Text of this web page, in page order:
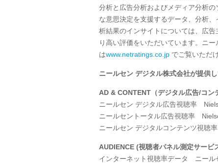
分析と広告分析およびメディア分析
な意思決定を支援するデータ、分析
析結果のインサイトについては、広告
り高い評価をいただいています。ニ
はwww.netratings.co.jp でご覧いただ
ニールセン デジタル株式会社が提供
AD & CONTENT （デジタル広告/コン
ニールセン デジタル広告視聴率
ニールセントータル広告視聴率
ニールセン デジタルコンテンツ視聴
AUDIENCE (視聴者パネル測定サービ
インターネット視聴率データ ニール